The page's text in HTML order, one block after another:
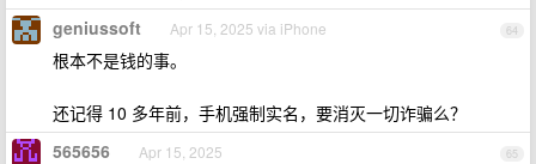
64
geniussoft Apr 15, 2025 via iPhone
根本不是钱的事。
还记得 10 多年前，手机强制实名，要消灭一切诈骗么？
65
565656 Apr 15, 2025